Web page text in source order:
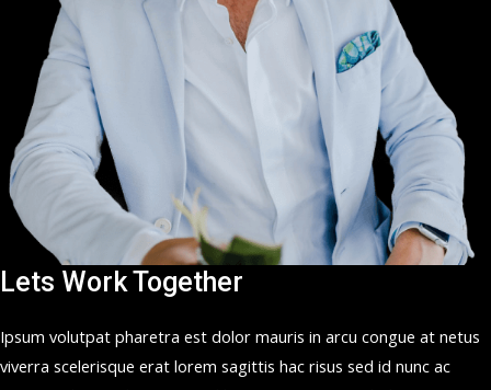
Lets Work Together
Ipsum volutpat pharetra est dolor mauris in arcu congue at netus
viverra scelerisque erat lorem sagittis hac risus sed id nunc ac